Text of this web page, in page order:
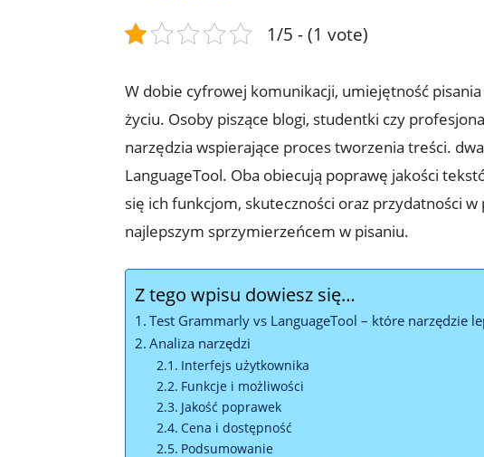
1/5 - (1 vote)
W dobie cyfrowej komunikacji, umiejętność
życiu. Osoby piszące blogi, studentki czy
narzędzia wspierające proces tworzenia treści.
LanguageTool. Oba obiecują poprawę jakości
się ich funkcjom, skuteczności oraz przydatności
najlepszym sprzymierzeńcem w pisaniu.
Z tego wpisu dowiesz się…
Test Grammarly vs LanguageTool – które narzędzie
Analiza narzędzi
Interfejs użytkownika
Funkcje i możliwości
Jakość poprawek
Cena i dostępność
Podsumowanie